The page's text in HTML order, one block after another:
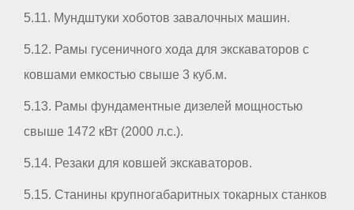
5.11. Мундштуки хоботов завалочных машин.
5.12. Рамы гусеничного хода для экскаваторов с
ковшами емкостью свыше 3 куб.м.
5.13. Рамы фундаментные дизелей мощностью
свыше 1472 кВт (2000 л.с.).
5.14. Резаки для ковшей экскаваторов.
5.15. Станины крупногабаритных токарных станков